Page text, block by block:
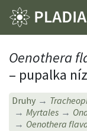
Oenothera
– pupalka
Druhy
Myrtales
Oenothera